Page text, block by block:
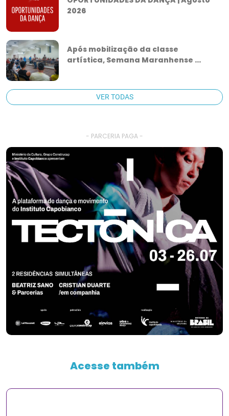
2026
Após mobilização da classe
artística, Semana Maranhense ...
VER TODAS
- PARCERIA PAGA -
Acesse também